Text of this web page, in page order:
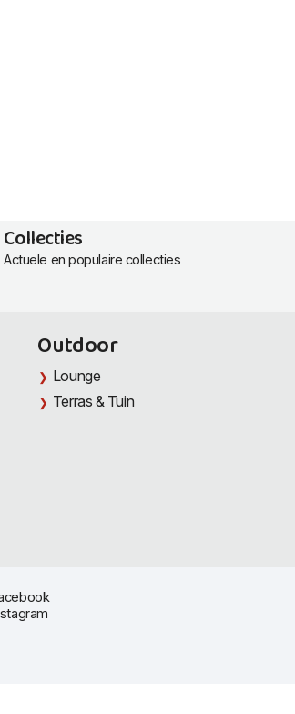
Collecties
Actuele en populaire collecties
Outdoor
Lounge
Terras & Tuin